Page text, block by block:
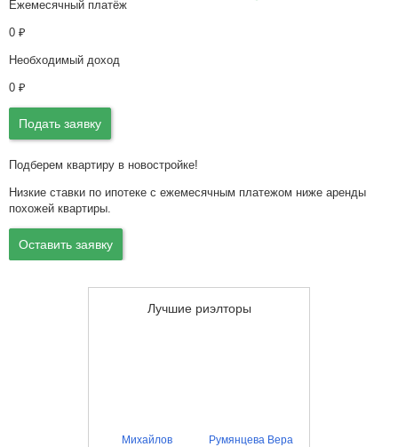
Ежемесячный платёж
0 ₽
Необходимый доход
0 ₽
Подать заявку
Подберем квартиру в новостройке!
Низкие ставки по ипотеке с ежемесячным платежом ниже аренды
похожей квартиры.
Оставить заявку
Лучшие риэлторы
Михайлов
Румянцева Вера